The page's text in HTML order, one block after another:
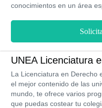
conocimientos en un área
gran ventaja para cumplir
UNEA Licenciatura
La Licenciatura en Derecho
el mejor contenido de las
mundo, te ofrece varios
que puedas costear tu